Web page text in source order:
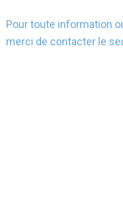
Pour toute information
merci de contacter le